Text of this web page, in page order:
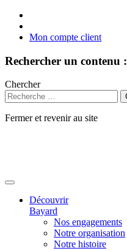
Mon compte client
Rechercher un contenu :
Chercher
Fermer et revenir au site
Découvrir
Bayard
Nos engagements
Notre organisation
Notre histoire